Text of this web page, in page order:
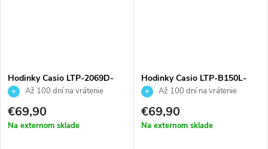
Hodinky Casio LTP-2069D-
4AVEGAž 100 dní na vrátenie
tovaru. Autorizovaný predajca.
€69,90
Na externom sklade
Hodinky Casio LTP-B150L-
7B2EFAž 100 dní na vrátenie
tovaru. Autorizovaný predajca.
€69,90
Na externom sklade